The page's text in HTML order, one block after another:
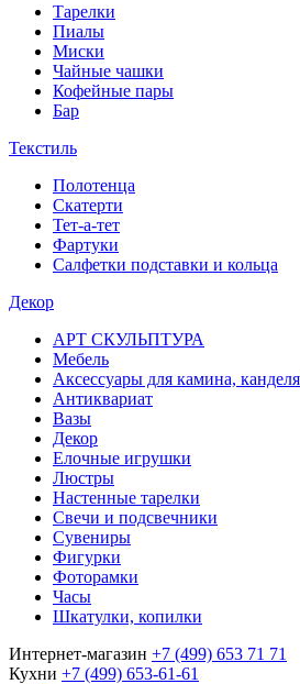
Тарелки
Пиалы
Миски
Чайные чашки
Кофейные пары
Бар
Текстиль
Полотенца
Скатерти
Тет-а-тет
Фартуки
Салфетки подставки и кольца
Декор
АРТ СКУЛЬПТУРА
Мебель
Аксессуары для камина,
Антиквариат
Вазы
Декор
Елочные игрушки
Люстры
Настенные тарелки
Свечи и подсвечники
Сувениры
Фигурки
Фоторамки
Часы
Шкатулки, копилки
Интернет-магазин +7 (499) 653 71 71
Кухни +7 (499) 653-61-61